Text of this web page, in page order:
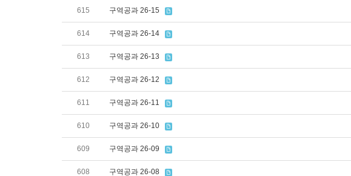
615 구역공과 26-15
614 구역공과 26-14
613 구역공과 26-13
612 구역공과 26-12
611 구역공과 26-11
610 구역공과 26-10
609 구역공과 26-09
608 구역공과 26-08